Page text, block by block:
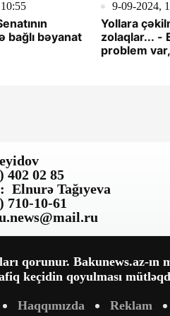
bağlı bəyanat
9-09-2024,
Yollara
zolaqlar... -
problem
402 02 85
Elnurə Tağıyeva
710-10-61
qorunur. Bakunews.az-ın
keçidin qoyulması
Haqqımızda Reklam